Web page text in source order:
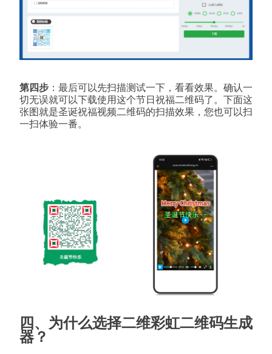
第四步 ：最后可以先扫描测试一下，看看效果。确认一
切无误就可以下载使用这个节日祝福二维码了。下面这
张图就是圣诞祝福视频二维码的扫描效果，您也可以扫
一扫体验一番。
四、为什么选择二维彩虹二维码生成
器？